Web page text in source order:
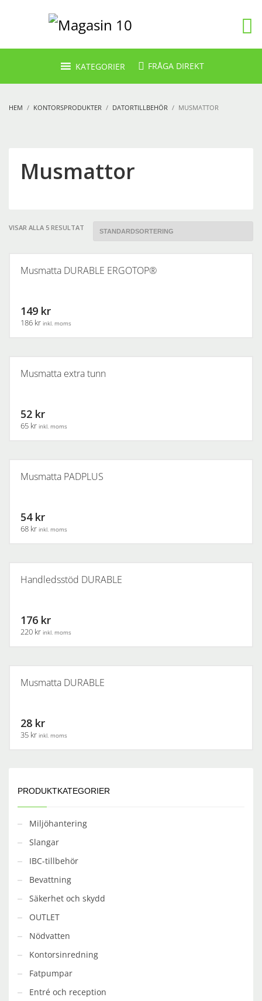
KATEGORIER FRÅGA DIREKT
HEM KONTORSPRODUKTER DATORTILLBEHÖR MUSMATTOR
Musmattor
VISAR ALLA 5 RESULTAT
Musmatta DURABLE ERGOTOP®
149 kr
186 kr inkl. moms
Musmatta extra tunn
52 kr
65 kr inkl. moms
Musmatta PADPLUS
54 kr
68 kr inkl. moms
Handledsstöd DURABLE
176 kr
220 kr inkl. moms
Musmatta DURABLE
28 kr
35 kr inkl. moms
PRODUKTKATEGORIER
Miljöhantering
Slangar
IBC-tillbehör
Bevattning
Säkerhet och skydd
OUTLET
Nödvatten
Kontorsinredning
Fatpumpar
Entré och reception